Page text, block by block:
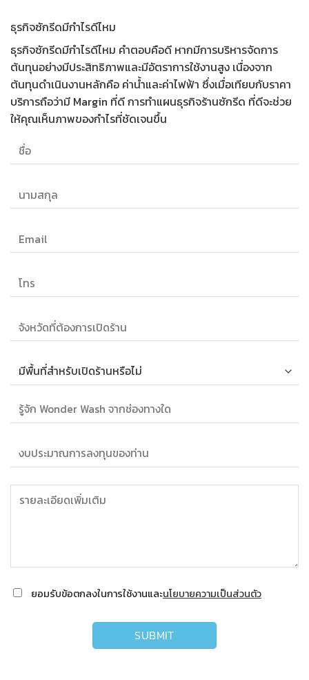
ธุรกิจซักรีดมีกําไรดีไหม
ธุรกิจซักรีดมีกำไรดีไหม คำตอบคือดี หากมีการบริหารจัดการ
ต้นทุนอย่างมีประสิทธิภาพและมีอัตราการใช้งานสูง เนื่องจาก
ต้นทุนดำเนินงานหลักคือ ค่าน้ำและค่าไฟฟ้า ซึ่งเมื่อเทียบกับราคา
บริการถือว่ามี Margin ที่ดี การทำแผนธุรกิจร้านซักรีด ที่ดีจะช่วย
ให้คุณเห็นภาพของกำไรที่ชัดเจนขึ้น
ยอมรับข้อตกลงในการใช้งานและนโยบายความเป็นส่วนตัว